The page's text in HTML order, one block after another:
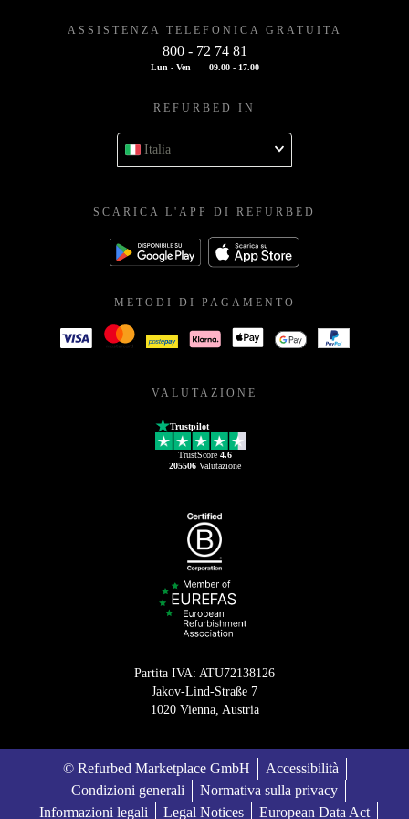
ASSISTENZA TELEFONICA GRATUITA
800 - 72 74 81
Lun - Ven 09.00 - 17.00
REFURBED IN
Italia
SCARICA L'APP DI REFURBED
METODI DI PAGAMENTO
VALUTAZIONE
Trustpilot
TrustScore 4.6
205506Valutazione
Partita IVA: ATU72138126
Jakov-Lind-Straße 7
1020 Vienna, Austria
© Refurbed Marketplace GmbH
Accessibilità
Condizioni generali
Normativa sulla privacy
Informazioni legali
Legal Notices European Data Act